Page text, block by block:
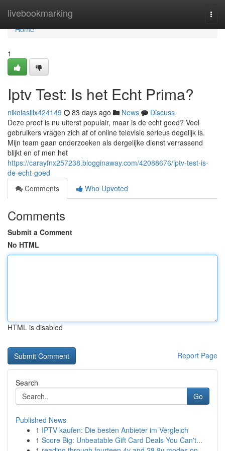
livebookmarking
Home
Home
1
Iptv Test: Is het Echt Prima?
nikolaslllx424149 83 days ago News
Discuss
Deze proef is nu uiterst populair, maar is de echt goed? Veel
gebruikers vragen zich af of online televisie serieus degelijk is.
Mijn team gaan onderzoeken als dergelijke dienst verrassend
blijkt en of men het
https://carayfnx257238.blogginaway.com/42088676/iptv-test-is-
de-echt-goed
Comments
Who Upvoted
Comments
Submit a Comment
No HTML
HTML is disabled
Report Page
Search
Go
Published News
1 IPTV kaufen: Die besten Anbieter im Vergleich
1 Score Big: Unbeatable Gift Card Deals You Can't...